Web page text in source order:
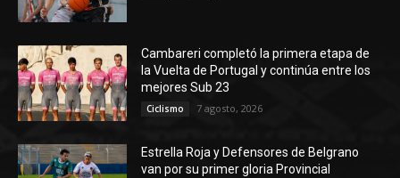
Cambareri completó la primera etapa de
la Vuelta de Portugal y continúa entre los
mejores Sub 23
Ciclismo 7 agosto, 2026
Estrella Roja y Defensores de Belgrano
van por su primer gloria Provincial